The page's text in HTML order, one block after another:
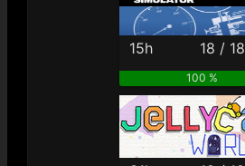
15h 18 / 18
100 %